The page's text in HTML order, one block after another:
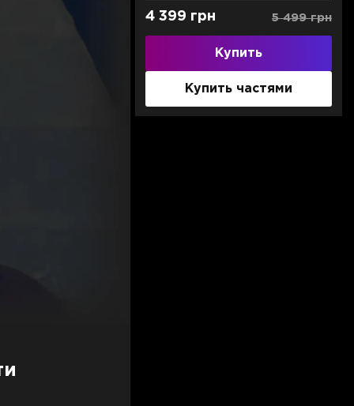
4 399 грн 5 499 грн
Купить
Купить частями